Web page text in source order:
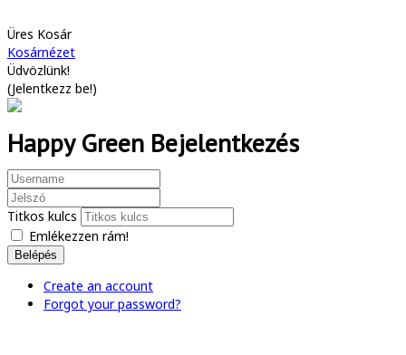
Üres Kosár
Kosárnézet
Üdvözlünk!
(Jelentkezz be!)
Happy Green Bejelentkezés
Titkos kulcs
Emlékezzen rám!
Belépés
Create an account
Forgot your password?